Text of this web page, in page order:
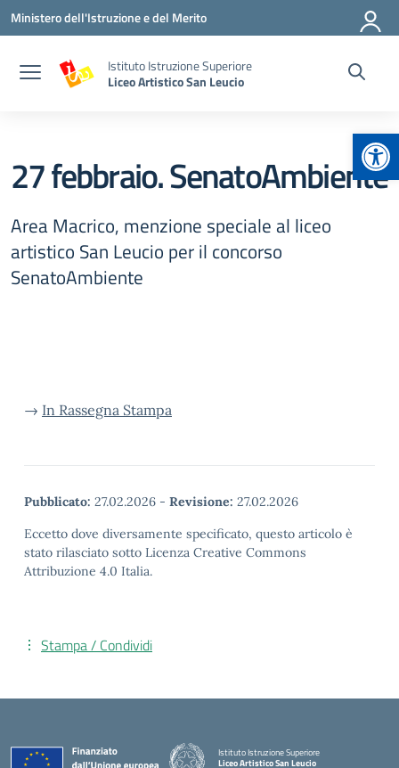
Vai ai contenuti
Vai al menu di navigazione
Vai al footer
Ministero dell'Istruzione e del Merito
Istituto Istruzione Superiore
Liceo Artistico San Leucio
27 febbraio. SenatoAmbiente
Area Macrico, menzione speciale al liceo
artistico San Leucio per il concorso
SenatoAmbiente
→ In Rassegna Stampa
Pubblicato: 27.02.2026 - Revisione: 27.02.2026
Eccetto dove diversamente specificato, questo articolo è
stato rilasciato sotto Licenza Creative Commons
Attribuzione 4.0 Italia.
Stampa / Condividi
Istituto Istruzione Superiore
Liceo Artistico San Leucio